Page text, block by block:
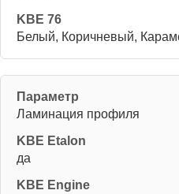
Белый, Коричневый,
Ламинация профиля
да